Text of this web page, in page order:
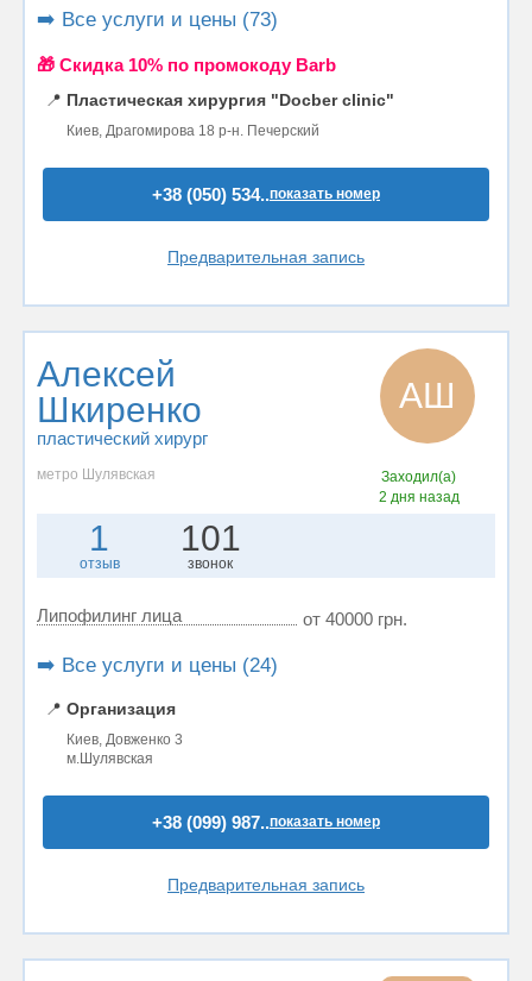
➡️ Все услуги и цены (73)
🎁 Cкидка 10% по промокоду Barb
📍 Пластическая хирургия "Docber clinic"
Киев, Драгомирова 18 р-н. Печерский
+38 (050) 534..показать номер
Предварительная запись
Алексей
Шкиренко
пластический хирург
АШ
метро Шулявская
Заходил(а)
2 дня назад
1
отзыв
101
звонок
Липофилинг лица от 40000 грн.
➡️ Все услуги и цены (24)
📍 Организация
Киев, Довженко 3
м.Шулявская
+38 (099) 987..показать номер
Предварительная запись